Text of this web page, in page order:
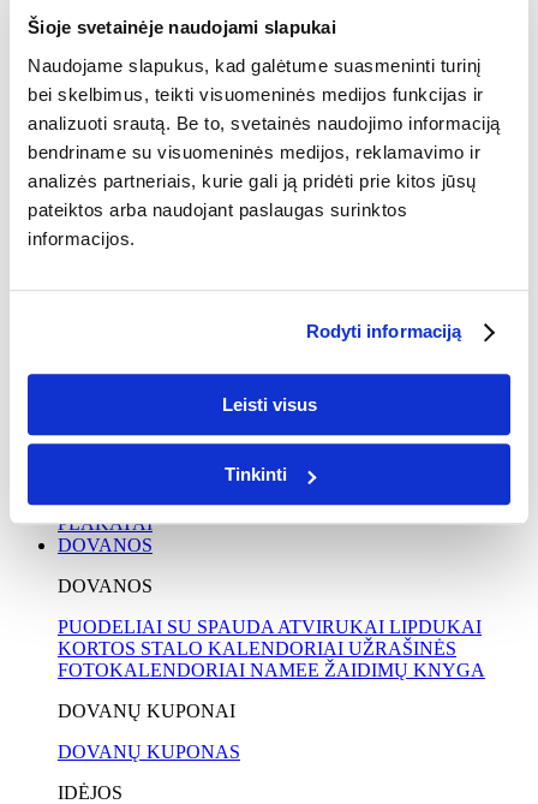
Šioje svetainėje naudojami slapukai
Naudojame slapukus, kad galėtume suasmeninti turinį
bei skelbimus, teikti visuomeninės medijos funkcijas ir
analizuoti srautą. Be to, svetainės naudojimo informaciją
bendriname su visuomeninės medijos, reklamavimo ir
analizės partneriais, kurie gali ją pridėti prie kitos jūsų
pateiktos arba naudojant paslaugas surinktos
informacijos.
Rodyti informaciją
Leisti visus
Tinkinti
MOKYKLOS
DRABUŽIAI MOKYKLAI
DŽEMPERIAI IR MARŠKINĖLIAI
IŠLEISTUVIŲ FOTOKNYGOS
IŠLEISTUVIŲ FOTOKNYGOS
NUOTRAUKOS
DRABUŽIAI
DŽEMPERIAI SU SPAUDA
FOTODROBĖSPLAKATAIAI FOTODROBĖSAI
PLAKATAI
DOVANOS
DOVANOS
PUODELIAI SU SPAUDA ATVIRUKAI LIPDUKAI
KORTOS STALO KALENDORIAI UŽRAŠINĖS
FOTOKALENDORIAI NAMEE ŽAIDIMŲ KNYGA
DOVANŲ KUPONAI
DOVANŲ KUPONAS
IDĖJOS